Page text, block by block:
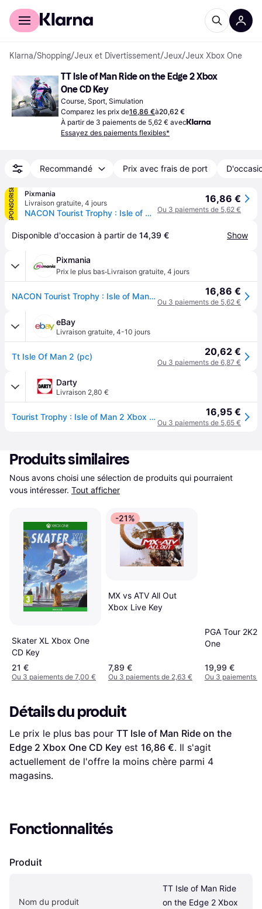
Acheter avec Klarna
Klarna/Shopping/Jeux et Divertissement/Jeux/Jeux Xbox One
TT Isle of Man Ride on the Edge 2 Xbox
One CD Key
Course, Sport, Simulation
Comparez les prix de16,86 €à20,62 €
À partir de 3 paiements de 5,62 € avec
Essayez des paiements flexibles*
Recommandé Prix avec frais de port
SPONSORISÉ
Pixmania
Livraison gratuite, 4 jours
NACON Tourist Trophy : Isle of Man 2 - Neuf
16,86 €
Ou 3 paiements de 5,62 €
Disponible d'occasion à partir de 14,39 € Show
Pixmania
Prix le plus bas·Livraison gratuite, 4 jours
NACON Tourist Trophy : Isle of Man 2 - Neuf 16,86 €
Ou 3 paiements de 5,62 €
eBay
Livraison gratuite, 4-10 jours
Tt Isle Of Man 2 (pc) 20,62 €
Ou 3 paiements de 6,87 €
Darty
Livraison 2,80 €
Tourist Trophy : Isle of Man 2 Xbox One 16,95 €
Ou 3 paiements de 5,65 €
Produits similaires
Nous avons choisi une sélection de produits qui pourraient
vous intéresser. Tout afficher
Skater XL Xbox One
CD Key
21 €
Ou 3 paiements de 7,00 €
-21%
MX vs ATV All Out
Xbox Live Key
7,89 €
Ou 3 paiements de 2,63 €
PGA Tour
One
19,99 €
Ou 3 paiements
Détails du produit
Le prix le plus bas pour TT Isle of Man Ride on the
Edge 2 Xbox One CD Key est 16,86 €. Il s'agit
actuellement de l'offre la moins chère parmi 4
magasins.
Fonctionnalités
Produit
Nom du produit
TT Isle of Man Ride
on the Edge 2 Xbox